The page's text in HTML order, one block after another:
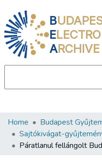
B
E
ARCHIVE
Communities &
All of DSpace
Home Budapest
Sajtókivágat-